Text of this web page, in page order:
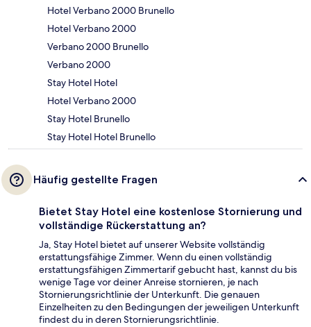
Hotel Verbano 2000 Brunello
Hotel Verbano 2000
Verbano 2000 Brunello
Verbano 2000
Stay Hotel Hotel
Hotel Verbano 2000
Stay Hotel Brunello
Stay Hotel Hotel Brunello
Häufig gestellte Fragen
Bietet Stay Hotel eine kostenlose Stornierung und
vollständige Rückerstattung an?
Ja, Stay Hotel bietet auf unserer Website vollständig
erstattungsfähige Zimmer. Wenn du einen vollständig
erstattungsfähigen Zimmertarif gebucht hast, kannst du bis
wenige Tage vor deiner Anreise stornieren, je nach
Stornierungsrichtlinie der Unterkunft. Die genauen
Einzelheiten zu den Bedingungen der jeweiligen Unterkunft
findest du in deren Stornierungsrichtlinie.